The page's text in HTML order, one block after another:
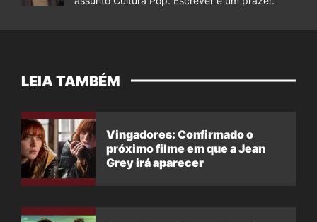
LEIA TAMBÉM
Vingadores: Confirmado o
próximo filme em que a Jean
Grey irá aparecer